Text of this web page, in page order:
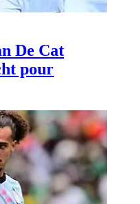
De Cat
pour